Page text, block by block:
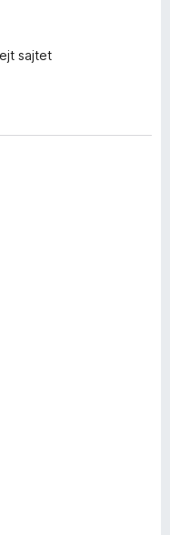
sajtet